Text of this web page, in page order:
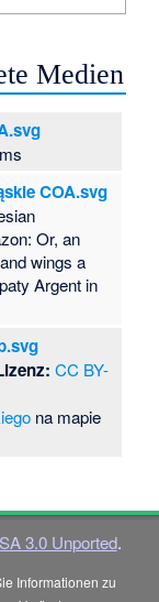
Medien
COA.svg
Or, an
wings a
Argent in
CC BY-
na mapie
3.0 Unported.
Informationen zu